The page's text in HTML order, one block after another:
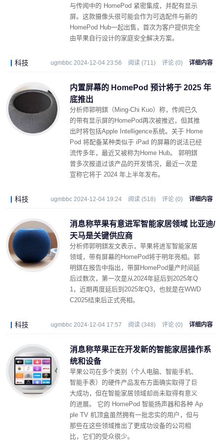
与传闻中的 HomePod 紧密集成，并配有显示
屏。这款摄像头很可能会作为可选配件与新的
HomePod Hub一起出售，首次为客户提供完全
由苹果自行设计的家庭安全解决方案。
科技 ugmbbc 2024-12-04 23:56 阅读 (711) 评论 (0) 详细内容
内置屏幕的 HomePod 预计将于 2025 年
底推出
分析师郭明錤（Ming-Chi Kuo）称，传闻已久
的带有显示屏的HomePod再次被推迟，但其推
出时将包括Apple Intelligence系统。关于 Home
Pod 将配备某种类似于 iPad 的屏幕的说法已经
流传多年，最近又被称为Home Hub。 郭明錤
曾多次报道过该产品的开发情况，最近一次是
宣称它将于 2024 年上半年发布。
科技 ugmbbc 2024-12-04 19:24 阅读 (518) 评论 (0) 详细内容
消息称苹果有意进军智能家居领域 比亚迪/
天马是关键供应商
分析师郭明錤发文表示，苹果将进军智能家居
领域，带有屏幕的HomePod将于明年亮相。郭
明錤在报告中指出，带屏HomePod量产时间延
后过数次，第一次是从2024年延后到2025年Q
1，近期再度延后到2025年Q3，也就是在WWD
C2025结束后正式亮相。
科技 ugmbbc 2024-12-04 17:57 阅读 (348) 评论 (0) 详细内容
消息称苹果正在开发新的智能家居操作系
统和设备
苹果公司在多个类别（个人电脑、智能手机、
智能手表）的硬件产品发布方面确实取得了巨
大成功，但在智能家居领域却尚未取得有意义
的进展。 它的 HomePod 智能扬声器和各种 Ap
ple TV 机顶盒虽然拥有一批忠实的用户，但与
那些在这些领域推出了更成功设备的公司相
比，它们的受众很少。